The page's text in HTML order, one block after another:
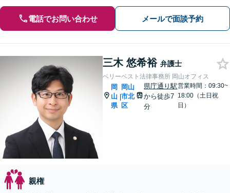
電話でお問い合わせ メールで面談予約
三木 悠希裕 弁護士
ベリーベスト法律事務所 岡山オフィス
岡
山
県
|
岡山
市北
区
県庁通り駅
から徒歩7
分
営業時間：09:30~
18:00（土日祝
日）
親権